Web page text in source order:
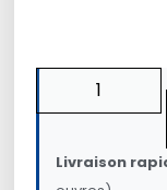
Livraison